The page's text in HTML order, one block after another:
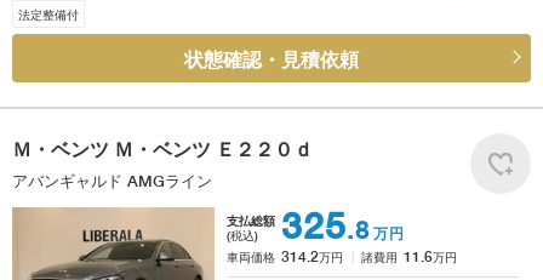
法定整備付
状態確認・見積依頼
Ｍ・ベンツ Ｍ・ベンツ Ｅ２２０ｄ
アバンギャルド AMGライン
支払総額
(税込)
325.8 万円
車両価格 314.2万円 諸費用 11.6万円